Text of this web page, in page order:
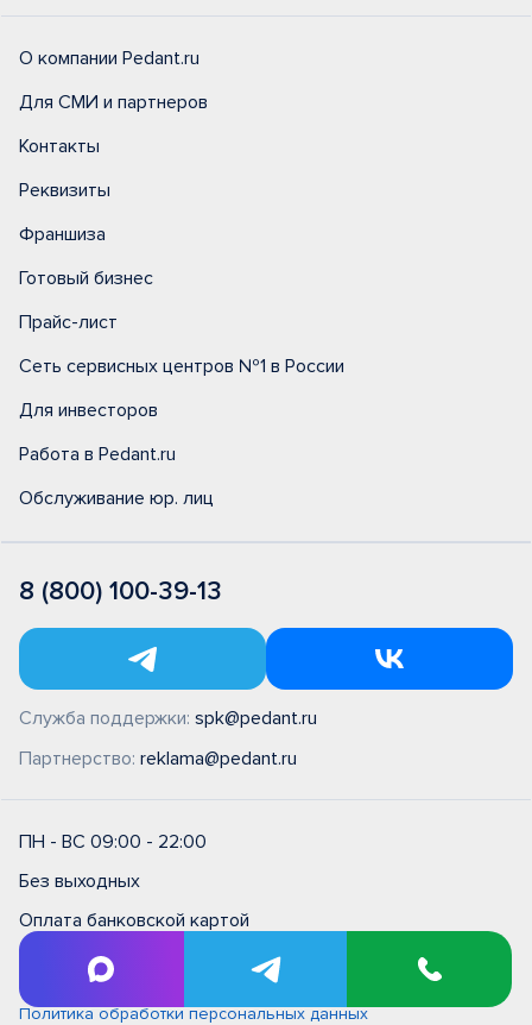
О компании Pedant.ru
Для СМИ и партнеров
Контакты
Реквизиты
Франшиза
Готовый бизнес
Прайс-лист
Сеть сервисных центров №1 в России
Для инвесторов
Работа в Pedant.ru
Обслуживание юр. лиц
8 (800) 100-39-13
Служба поддержки: spk@pedant.ru
Партнерство: reklama@pedant.ru
ПН - ВС 09:00 - 22:00
Без выходных
Оплата банковской картой
Правила и условия на выполнение ремонтных работ в
сервисном центре типовые (единые)
Политика обработки персональных данных